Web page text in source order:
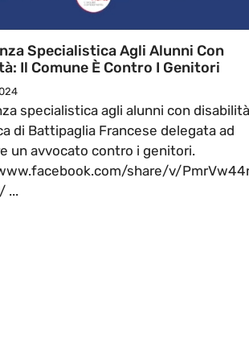
Specialistica Agli Alunni Con
Il Comune È Contro I Genitori
specialistica agli alunni con
di Battipaglia Francese delegata ad
un avvocato contro i genitori.
share/v/
...